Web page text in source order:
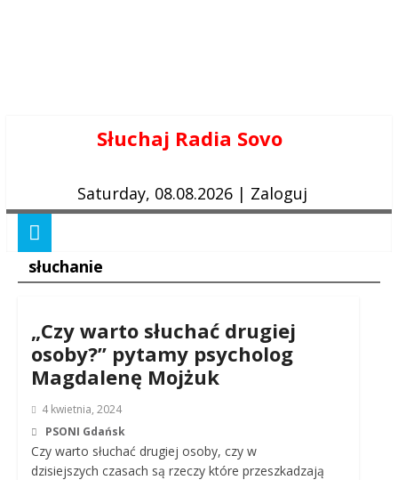
Słuchaj Radia Sovo
Saturday, 08.08.2026 | Zaloguj
słuchanie
„Czy warto słuchać drugiej
osoby?” pytamy psycholog
Magdalenę Mojżuk
4 kwietnia, 2024
PSONI Gdańsk
Czy warto słuchać drugiej osoby, czy w
dzisiejszych czasach są rzeczy które przeszkadzają